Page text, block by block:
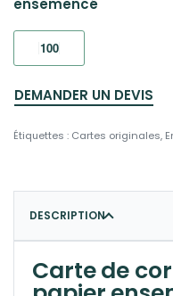
ensemencé
DEMANDER UN DEVIS
Étiquettes : Cartes originales,
DESCRIPTION
Carte de